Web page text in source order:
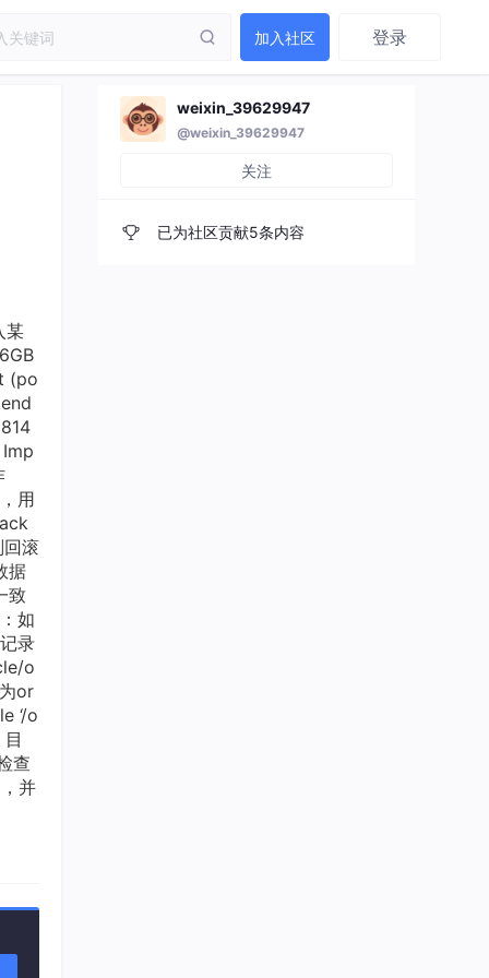
加入社区 登录
某
(po
用
滚
据
致
如
录
o
or
‘/o
查
并
weixin_39629947
@weixin_39629947
关注
已为社区贡献5条内容